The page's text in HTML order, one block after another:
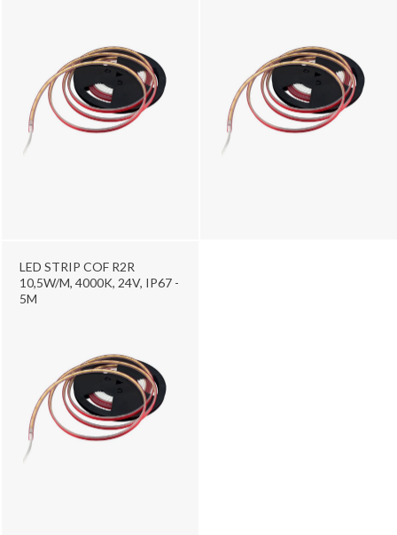
LED STRIP COF R2R
10,5W/M, 4000K, 24V, IP67 -
5M